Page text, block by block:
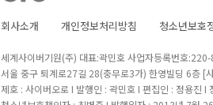
회사소개 개인정보처리방침 청소년보호
세계사이버기원(주) 대표:곽민호 사업자등록번호
서울 중구 퇴계로27길 28(충무로3가) 한영빌딩 6층 [
제호 : 사이버오로 I 발행인 : 곽민호 I 편집인 : 정용진